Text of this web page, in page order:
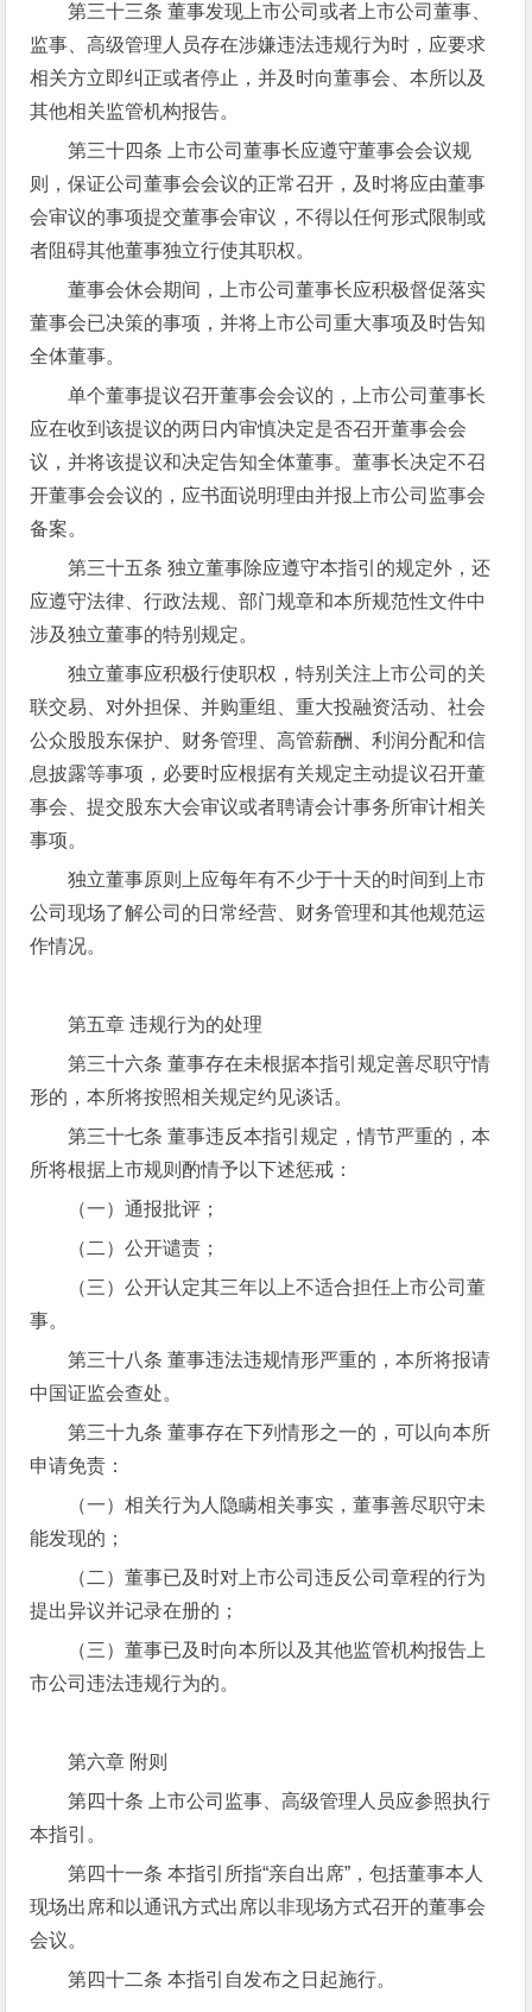
第三十三条 董事发现上市公司或者上市公司董事、
监事、高级管理人员存在涉嫌违法违规行为时，应要求
相关方立即纠正或者停止，并及时向董事会、本所以及
其他相关监管机构报告。
第三十四条 上市公司董事长应遵守董事会会议规
则，保证公司董事会会议的正常召开，及时将应由董事
会审议的事项提交董事会审议，不得以任何形式限制或
者阻碍其他董事独立行使其职权。
董事会休会期间，上市公司董事长应积极督促落实
董事会已决策的事项，并将上市公司重大事项及时告知
全体董事。
单个董事提议召开董事会会议的，上市公司董事长
应在收到该提议的两日内审慎决定是否召开董事会会
议，并将该提议和决定告知全体董事。董事长决定不召
开董事会会议的，应书面说明理由并报上市公司监事会
备案。
第三十五条 独立董事除应遵守本指引的规定外，还
应遵守法律、行政法规、部门规章和本所规范性文件中
涉及独立董事的特别规定。
独立董事应积极行使职权，特别关注上市公司的关
联交易、对外担保、并购重组、重大投融资活动、社会
公众股股东保护、财务管理、高管薪酬、利润分配和信
息披露等事项，必要时应根据有关规定主动提议召开董
事会、提交股东大会审议或者聘请会计事务所审计相关
事项。
独立董事原则上应每年有不少于十天的时间到上市
公司现场了解公司的日常经营、财务管理和其他规范运
作情况。
第五章 违规行为的处理
第三十六条 董事存在未根据本指引规定善尽职守情
形的，本所将按照相关规定约见谈话。
第三十七条 董事违反本指引规定，情节严重的，本
所将根据上市规则酌情予以下述惩戒：
（一）通报批评；
（二）公开谴责；
（三）公开认定其三年以上不适合担任上市公司董
事。
第三十八条 董事违法违规情形严重的，本所将报请
中国证监会查处。
第三十九条 董事存在下列情形之一的，可以向本所
申请免责：
（一）相关行为人隐瞒相关事实，董事善尽职守未
能发现的；
（二）董事已及时对上市公司违反公司章程的行为
提出异议并记录在册的；
（三）董事已及时向本所以及其他监管机构报告上
市公司违法违规行为的。
第六章 附则
第四十条 上市公司监事、高级管理人员应参照执行
本指引。
第四十一条 本指引所指“亲自出席”，包括董事本人
现场出席和以通讯方式出席以非现场方式召开的董事会
会议。
第四十二条 本指引自发布之日起施行。